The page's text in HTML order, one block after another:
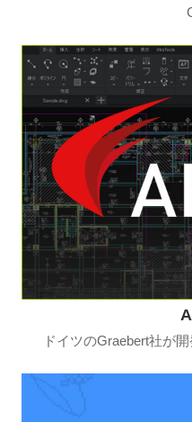
ドイツのGraebert社が